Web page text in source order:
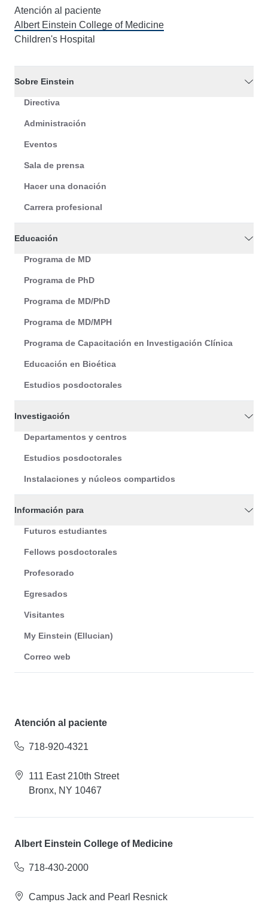
Atención al paciente
Albert Einstein College of Medicine
Children's Hospital
Sobre Einstein
Directiva
Administración
Eventos
Sala de prensa
Hacer una donación
Carrera profesional
Educación
Programa de MD
Programa de PhD
Programa de MD/PhD
Programa de MD/MPH
Programa de Capacitación en Investigación Clínica
Educación en Bioética
Estudios posdoctorales
Investigación
Departamentos y centros
Estudios posdoctorales
Instalaciones y núcleos compartidos
Información para
Futuros estudiantes
Fellows posdoctorales
Profesorado
Egresados
Visitantes
My Einstein (Ellucian)
Correo web
Atención al paciente
718-920-4321
111 East 210th Street
Bronx, NY 10467
Albert Einstein College of Medicine
718-430-2000
Campus Jack and Pearl Resnick